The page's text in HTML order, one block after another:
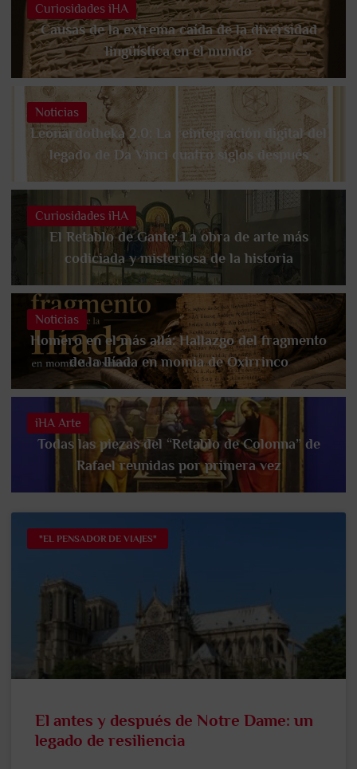
Curiosidades iHA
Causas de la extrema caída de la diversidad
lingüística en el mundo
Noticias
Leonardotheka 2.0: La reintegración digital del
legado de Da Vinci cuatro siglos después
Curiosidades iHA
El Retablo de Gante: La obra de arte más
codiciada y misteriosa de la historia
Noticias
Homero en el más allá: Hallazgo del fragmento
de la Ilíada en momia de Oxirrinco
iHA Arte
Todas las piezas del “Retablo de Colonna” de
Rafael reunidas por primera vez
"EL PENSADOR DE VIAJES"
El antes y después de Notre Dame: un
legado de resiliencia